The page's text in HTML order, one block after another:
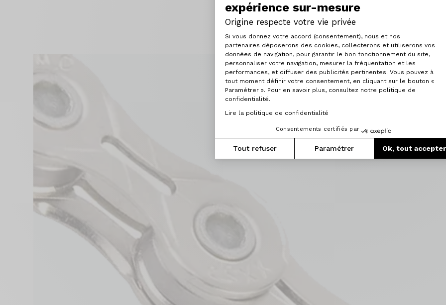
expérience sur-mesure
Origine respecte votre vie privée
Plateforme de Gestion du
Si vous donnez votre accord (consentement), nous et nos
partenaires déposerons des cookies, collecterons et utiliserons vos
données de navigation, pour garantir le bon fonctionnement du site,
personnaliser votre navigation, mesurer la fréquentation et les
performances, et diffuser des publicités pertinentes. Vous pouvez à
tout moment définir votre consentement, en cliquant sur le bouton «
Paramétrer ». Pour en savoir plus, consultez notre politique de
confidentialité.
Lire la politique de confidentialité
Consentements certifiés par
Tout refuser Paramétrer Ok, tout accepter
Axeptio consent
Articles similaires